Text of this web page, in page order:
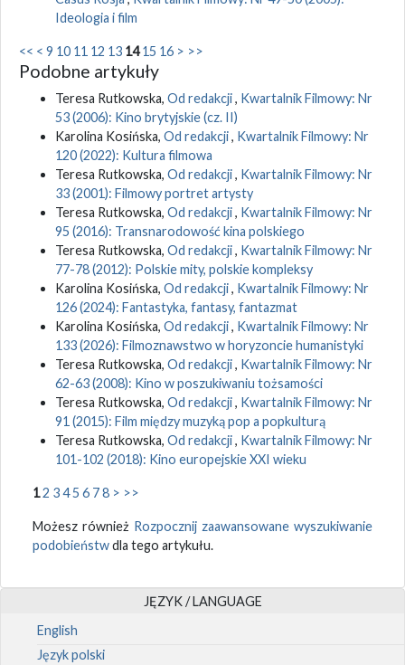
Ideologia i film
<< < 9 10 11 12 13 14 15 16 > >>
Podobne artykuły
Teresa Rutkowska, Od redakcji, Kwartalnik Filmowy: Nr
53 (2006): Kino brytyjskie (cz. II)
Karolina Kosińska, Od redakcji, Kwartalnik Filmowy: Nr
120 (2022): Kultura filmowa
Teresa Rutkowska, Od redakcji, Kwartalnik Filmowy: Nr
33 (2001): Filmowy portret artysty
Teresa Rutkowska, Od redakcji, Kwartalnik Filmowy: Nr
95 (2016): Transnarodowość kina polskiego
Teresa Rutkowska, Od redakcji, Kwartalnik Filmowy: Nr
77-78 (2012): Polskie mity, polskie kompleksy
Karolina Kosińska, Od redakcji, Kwartalnik Filmowy: Nr
126 (2024): Fantastyka, fantasy, fantazmat
Karolina Kosińska, Od redakcji, Kwartalnik Filmowy: Nr
133 (2026): Filmoznawstwo w horyzoncie humanistyki
Teresa Rutkowska, Od redakcji, Kwartalnik Filmowy: Nr
62-63 (2008): Kino w poszukiwaniu tożsamości
Teresa Rutkowska, Od redakcji, Kwartalnik Filmowy: Nr
91 (2015): Film między muzyką pop a popkulturą
Teresa Rutkowska, Od redakcji, Kwartalnik Filmowy: Nr
101-102 (2018): Kino europejskie XXI wieku
12 345 6 78 > >>
Możesz również Rozpocznij zaawansowane wyszukiwanie
podobieństwdla tego artykułu.
JĘZYK / LANGUAGE
English
Język polski